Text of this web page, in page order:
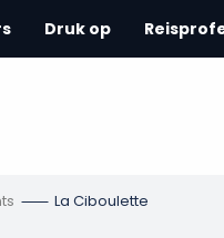
Druk op
La Ciboulette